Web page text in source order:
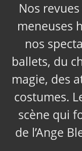
Nos
meneuses
nos
ballets, du
magie, des
costumes.
scène qui
de l’Ange